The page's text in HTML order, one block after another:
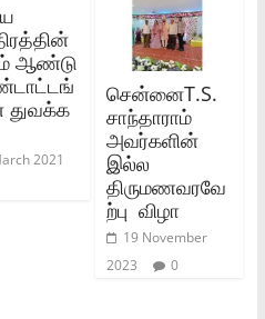
ஆண்டு
துவக்க
2021
சென்னைT.S.
சாந்தாராம்
அவர்களின்
இல்ல
திருமணவரவே
ற்பு விழா
19 November
2023
0